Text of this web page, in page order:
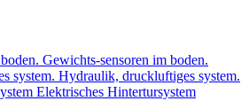
Gewichts-sensoren im boden.
Hydraulik, druckluftiges system.
Elektrisches Hintertursystem